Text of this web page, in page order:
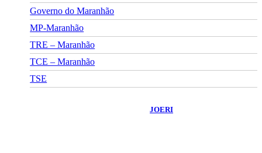
Governo do Maranhão
MP-Maranhão
TRE – Maranhão
TCE – Maranhão
TSE
JOERI